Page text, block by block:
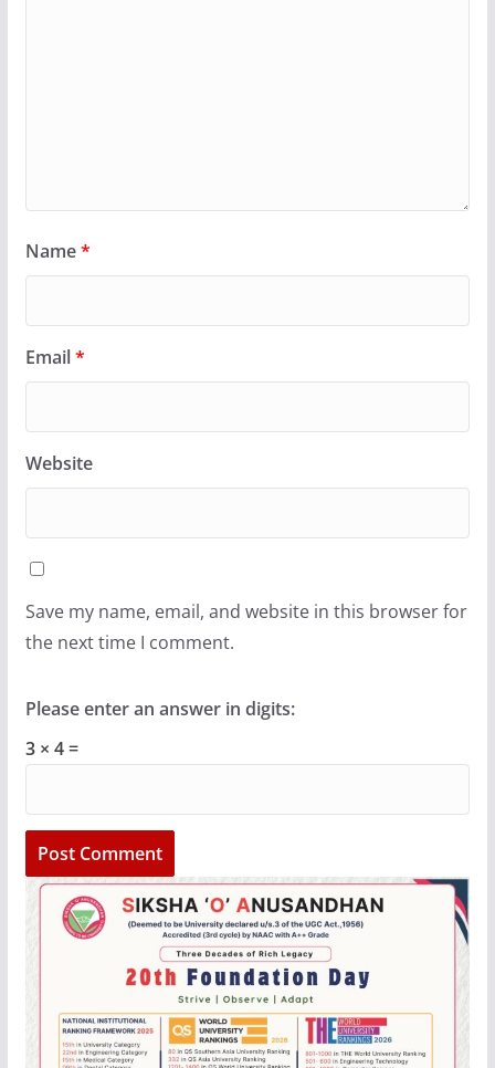
Name*
Email*
Website
Save my name, email, and website in this browser for
the next time I comment.
Please enter an answer in digits:
3 × 4 =